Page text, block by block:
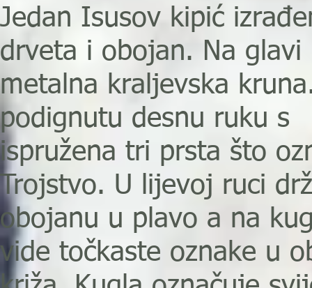
Jedan Isusov kipić
drveta i obojan. Na glavi
metalna kraljevska
podignutu desnu ruku s
ispružena tri prsta što
Trojstvo. U lijevoj ruci
obojanu u plavo a na
vide točkaste oznake u